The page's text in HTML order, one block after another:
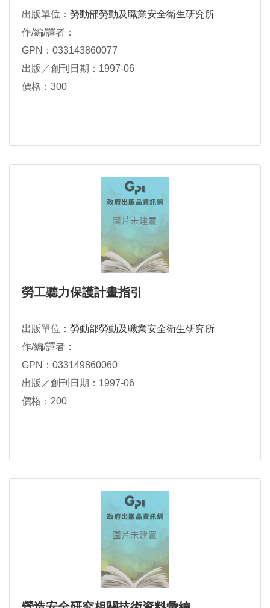
出版單位： 勞動部勞動及職業安全衛生研究所
作/編/譯者：
GPN：033143860077
出版／創刊日期：1997-06
價格：300
勞工聽力保護計畫指引
出版單位： 勞動部勞動及職業安全衛生研究所
作/編/譯者：
GPN：033149860060
出版／創刊日期：1997-06
價格：200